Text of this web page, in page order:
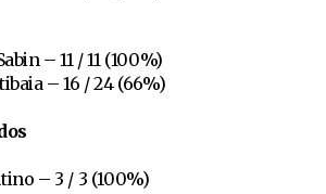
– 11 / 11 (100%)
– 16 / 24 (66%)
– 3 / 3 (100%)